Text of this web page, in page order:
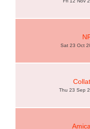
Sat 23 Oct
Thu 23 Sep